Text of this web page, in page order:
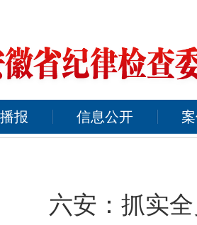
报 信息公开
六安：抓实